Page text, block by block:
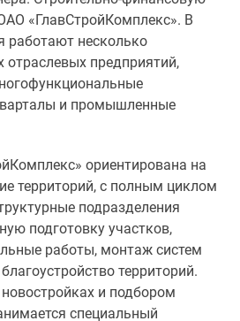
«ГлавСтройКомплекс». В
работают несколько
отраслевых предприятий,
и промышленные
ориентирована на
территорий, с полным циклом
подразделения
подготовку участков,
работы, монтаж систем
территорий.
и подбором
специальный